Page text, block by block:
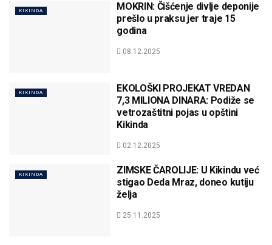
KIKINDA
MOKRIN: Čišćenje divlje deponije
prešlo u praksu jer traje 15
godina
08.12.2025
KIKINDA
EKOLOŠKI PROJEKAT VREDAN
7,3 MILIONA DINARA: Podiže se
vetrozaštitni pojas u opštini
Kikinda
02.12.2025
KIKINDA
ZIMSKE ČAROLIJE: U Kikindu već
stigao Deda Mraz, doneo kutiju
želja
25.11.2025